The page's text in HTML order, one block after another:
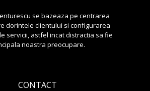
se bazeaza pe centrarea
dorintele clientului si configurarea
servicii, astfel incat distractia sa fie
noastra preocupare.
CONTACT